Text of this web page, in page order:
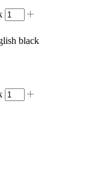
black